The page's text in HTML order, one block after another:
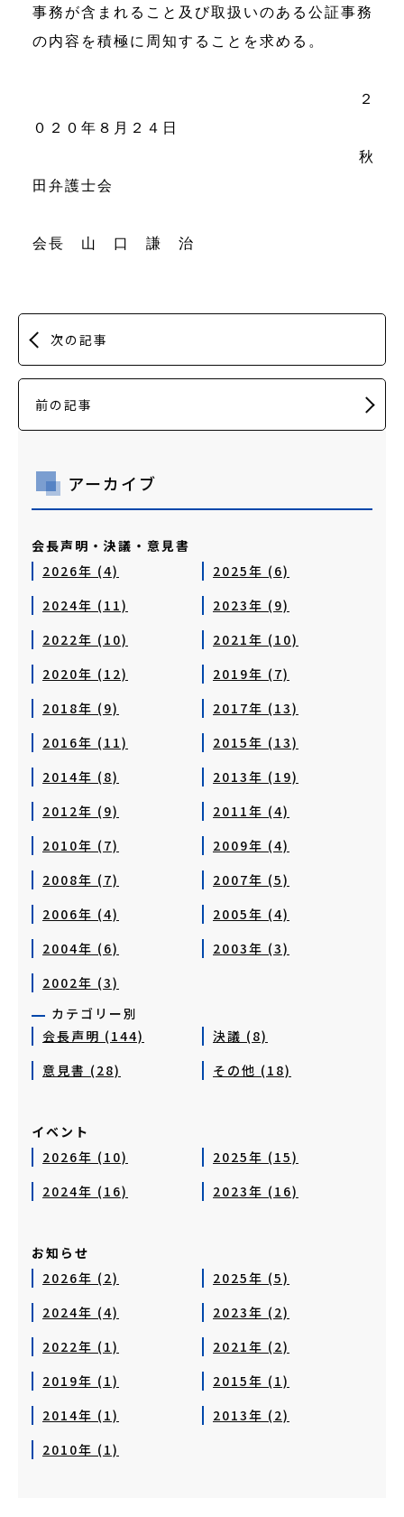
事務が含まれること及び取扱いのある公証事務
の内容を積極に周知することを求める。
２
０２０年８月２４日
秋
田弁護士会
会長 山 口 謙 治
次の記事
前の記事
アーカイブ
会長声明・決議・意見書
2026年 (4)
2025年 (6)
2024年 (11)
2023年 (9)
2022年 (10)
2021年 (10)
2020年 (12)
2019年 (7)
2018年 (9)
2017年 (13)
2016年 (11)
2015年 (13)
2014年 (8)
2013年 (19)
2012年 (9)
2011年 (4)
2010年 (7)
2009年 (4)
2008年 (7)
2007年 (5)
2006年 (4)
2005年 (4)
2004年 (6)
2003年 (3)
2002年 (3)
カテゴリー別
会長声明 (144)
決議 (8)
意見書 (28)
その他 (18)
イベント
2026年 (10)
2025年 (15)
2024年 (16)
2023年 (16)
お知らせ
2026年 (2)
2025年 (5)
2024年 (4)
2023年 (2)
2022年 (1)
2021年 (2)
2019年 (1)
2015年 (1)
2014年 (1)
2013年 (2)
2010年 (1)